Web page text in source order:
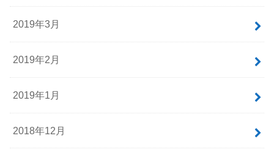
2019年3月
2019年2月
2019年1月
2018年12月